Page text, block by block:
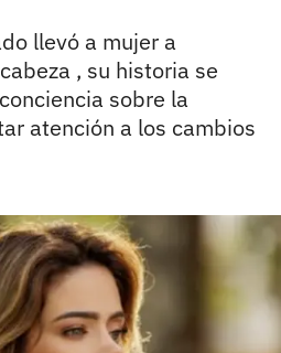
llevó a mujer a
, su historia se
sobre la
atención a los cambios